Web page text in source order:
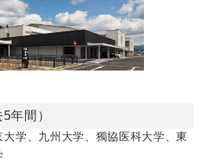
年間）
学、九州大学、獨協医科大学、東